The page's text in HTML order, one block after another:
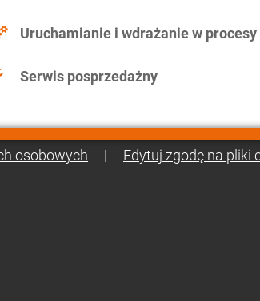
Uruchamianie i wdrażanie w procesy
Serwis posprzedażny
osobowych | Edytuj zgodę na pliki